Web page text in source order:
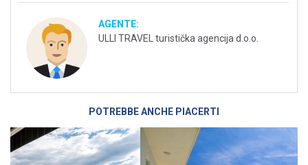
AGENTE:
ULLI TRAVEL turistička agencija d.o.o.
POTREBBE ANCHE PIACERTI